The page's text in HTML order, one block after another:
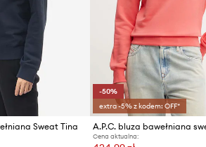
Sweat Tina
-50%
extra -5% z kodem: OFF*
Cena aktualna: